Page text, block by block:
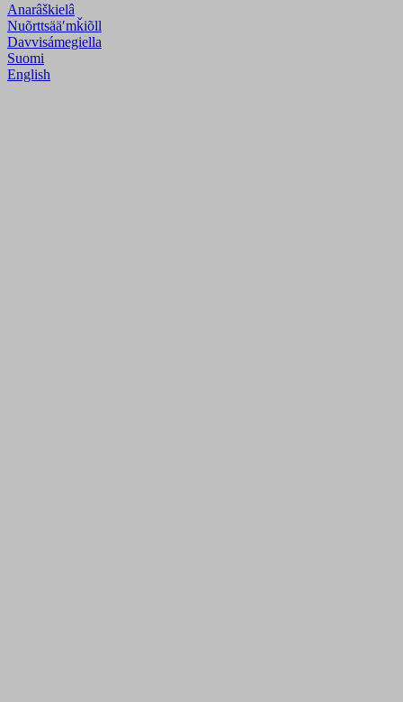
Anarâškielâ
Nuõrttsääʹmǩiõll
Davvisámegiella
Suomi
English